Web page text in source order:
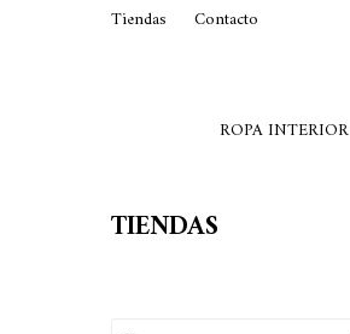
ROPA INTERIOR
Tiendas Contacto
TIENDAS